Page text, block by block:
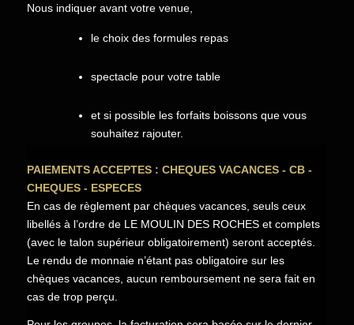
Nous indiquer avant votre venue,
le choix des formules repas
spectacle pour votre table
et si possible les forfaits boissons que vous
souhaitez rajouter.
PAIEMENTS ACCEPTES : CHEQUES VACANCES - CB -
CHEQUES - ESPECES
En cas de règlement par chèques vacances, seuls ceux
libellés à l’ordre de LE MOULIN DES ROCHES et complets
(avec le talon supérieur obligatoirement) seront acceptés.
Le rendu de monnaie n’étant pas obligatoire sur les
chèques vacances, aucun remboursement ne sera fait en
cas de trop perçu.